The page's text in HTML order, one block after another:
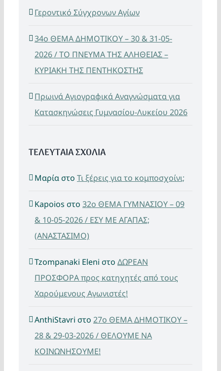
Γεροντικό Σύγχρονων Αγίων
34ο ΘΕΜΑ ΔΗΜΟΤΙΚΟΥ – 30 & 31-05-
2026 / ΤΟ ΠΝΕΥΜΑ ΤΗΣ ΑΛΗΘΕΙΑΣ –
ΚΥΡΙΑΚΗ ΤΗΣ ΠΕΝΤΗΚΟΣΤΗΣ
Πρωινά Αγιογραφικά Αναγνώσματα για
Κατασκηνώσεις Γυμνασίου-Λυκείου 2026
ΤΕΛΕΥΤΑΙΑ ΣΧΟΛΙΑ
Μαρία στο Τι ξέρεις για το κομποσχοίνι;
Kapoios στο 32ο ΘΕΜΑ ΓΥΜΝΑΣΙΟΥ – 09
& 10-05-2026 / ΕΣΥ ΜΕ ΑΓΑΠΑΣ;
(ΑΝΑΣΤΑΣΙΜΟ)
Tzompanaki Eleni στο ΔΩΡΕΑΝ
ΠΡΟΣΦΟΡΑ προς κατηχητές από τους
Χαρούμενους Αγωνιστές!
AnthiStavri στο 27ο ΘΕΜΑ ΔΗΜΟΤΙΚΟΥ –
28 & 29-03-2026 / ΘΕΛΟΥΜΕ ΝΑ
ΚΟΙΝΩΝΗΣΟΥΜΕ!